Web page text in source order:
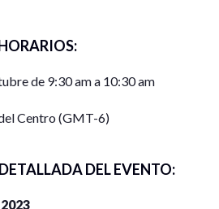
de 9:30 am a 10:30 am
Centro (GMT-6)
DEL EVENTO: